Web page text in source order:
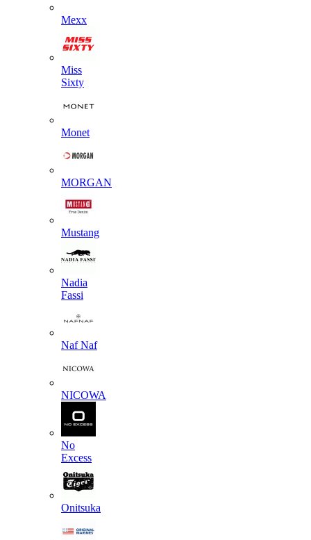
Mexx
Miss
Sixty
Monet
MORGAN
Mustang
Nadia
Fassi
Naf Naf
NICOWA
No
Excess
Onitsuka